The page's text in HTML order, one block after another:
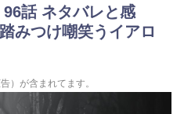
話 ネタバレと感
みつけ嘲笑うイアロ
）が含まれてます。